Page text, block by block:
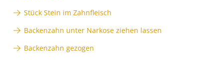
Stück Stein im Zahnfleisch
Backenzahn unter Narkose ziehen lassen
Backenzahn gezogen